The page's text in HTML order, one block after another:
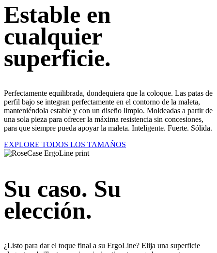
Estable en
cualquier
superficie.
Perfectamente equilibrada, dondequiera que la coloque. Las patas de
perfil bajo se integran perfectamente en el contorno de la maleta,
manteniéndola estable y con un diseño limpio. Moldeadas a partir de
una sola pieza para ofrecer la máxima resistencia sin concesiones,
para que siempre pueda apoyar la maleta. Inteligente. Fuerte. Sólida.
EXPLORE TODOS LOS TAMAÑOS
Su caso. Su
elección.
¿Listo para dar el toque final a su ErgoLine? Elija una superficie